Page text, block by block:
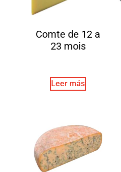
Comte de 12 a
23 mois
Leer más